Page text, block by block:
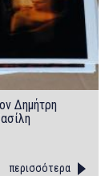
Δημήτρη
περισσότερα